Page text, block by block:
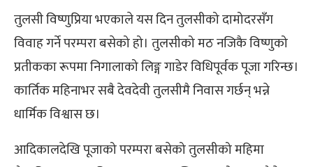
तुलसी विष्णुप्रिया भएकाले यस दिन तुलसीको दामोदरसँग
विवाह गर्ने परम्परा बसेको हो। तुलसीको मठ नजिकै विष्णुको
प्रतीकका रूपमा निगालाको लिङ्ग गाडेर विधिपूर्वक पूजा गरिन्छ।
कार्तिक महिनाभर सबै देवदेवी तुलसीमै निवास गर्छन् भन्ने
धार्मिक विश्वास छ।
आदिकालदेखि पूजाको परम्परा बसेको तुलसीको महिमा